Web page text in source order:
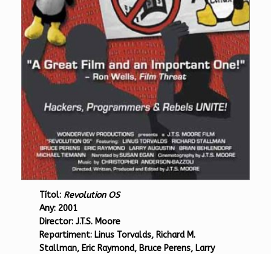
Títol: Revolution OS
Any: 2001
Director: J.T.S. Moore
Repartiment: Linus Torvalds, Richard M.
Stallman, Eric Raymond, Bruce Perens, Larry